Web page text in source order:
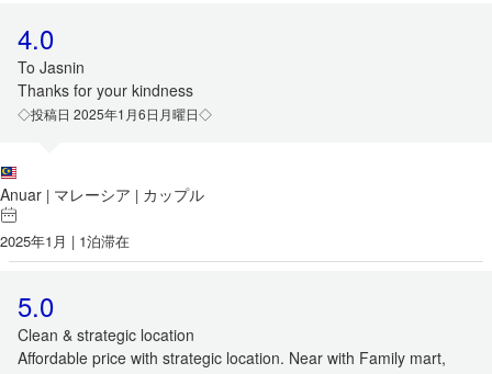
4.0
To Jasnin
Thanks for your kindness
◇投稿日 2025年1月6日月曜日◇
Anuar | マレーシア | カップル
2025年1月 | 1泊滞在
5.0
Clean & strategic location
Affordable price with strategic location. Near with Family mart,